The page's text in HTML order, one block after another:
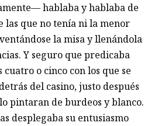
hablaba y hablaba de
las que no tenía ni la menor
la misa y llenándola
Y seguro que predicaba
cuatro o cinco con los que se
del casino, justo después
pintaran de burdeos y blanco.
desplegaba su entusiasmo